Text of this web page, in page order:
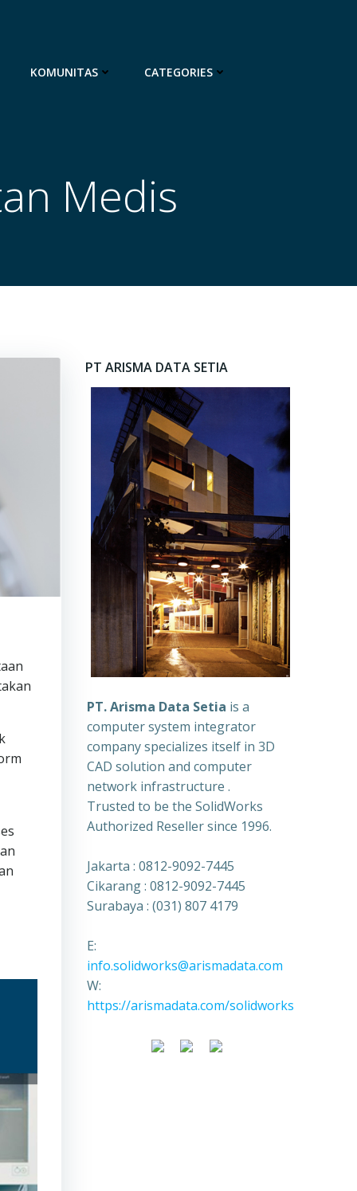
KOMUNITAS CATEGORIES
Medis
PT ARISMA DATA SETIA
PT. Arisma Data Setia is a
computer system integrator
company specializes itself in 3D
CAD solution and computer
network infrastructure .
Trusted to be the SolidWorks
Authorized Reseller since 1996.
Jakarta : 0812-9092-7445
Cikarang : 0812-9092-7445
Surabaya : (031) 807 4179
E:
info.solidworks@arismadata.com
W:
https://arismadata.com/solidworks